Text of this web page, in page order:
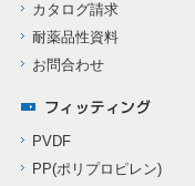
カタログ請求
耐薬品性資料
お問合わせ
PVDF
PP(ポリプロピレン)